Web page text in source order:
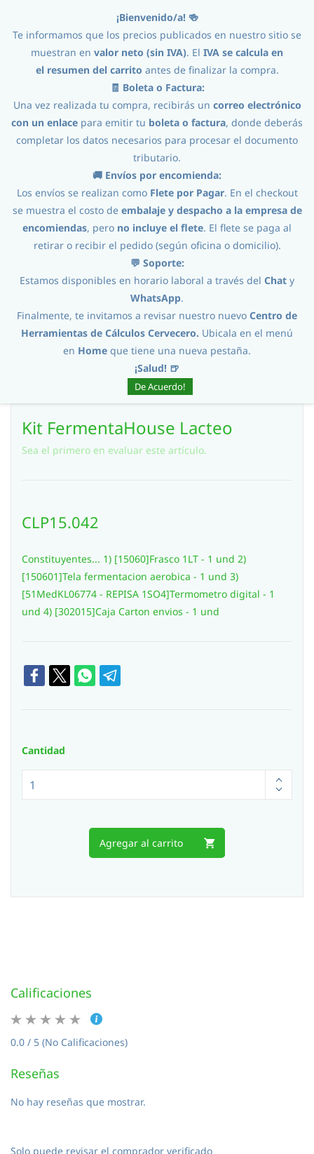
Otras Bebidas y Alimentos //
Kit FermentaHouse Lacteo
Kit FermentaHouse Lacteo
Sea el primero en evaluar este artículo.
CLP15.042
Constituyentes... 1) [15060]Frasco 1LT - 1 und 2)
[150601]Tela fermentacion aerobica - 1 und 3)
[51MedKL06774 - REPISA 1SO4]Termometro digital - 1
und 4) [302015]Caja Carton envios - 1 und
Cantidad
Agregar al carrito
Calificaciones
0.0 / 5 (No Calificaciones)
Reseñas
No hay reseñas que mostrar.
Solo puede revisar el comprador verificado
¡Bienvenido/a! 🍻
Te informamos que los precios publicados en nuestro sitio se
muestran en valor neto (sin IVA). El IVA se calcula en
el resumen del carrito antes de finalizar la compra.
🧾 Boleta o Factura:
Una vez realizada tu compra, recibirás un correo electrónico
con un enlace para emitir tu boleta o factura, donde deberás
completar los datos necesarios para procesar el documento
tributario.
🚚 Envíos por encomienda:
Los envíos se realizan como Flete por Pagar. En el checkout
se muestra el costo de embalaje y despacho a la empresa de
encomiendas, pero no incluye el flete. El flete se paga al
retirar o recibir el pedido (según oficina o domicilio).
💬 Soporte:
Estamos disponibles en horario laboral a través del Chat y
WhatsApp.
Finalmente, te invitamos a revisar nuestro nuevo Centro de
Herramientas de Cálculos Cervecero. Ubicala en el menú
en Home que tiene una nueva pestaña.
¡Salud! 🍺
De Acuerdo!